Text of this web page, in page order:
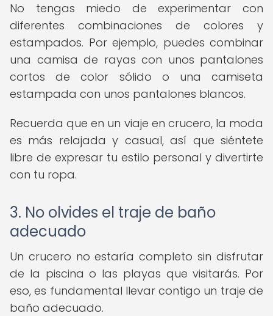
No tengas miedo de experimentar con
diferentes combinaciones de colores y
estampados. Por ejemplo, puedes combinar
una camisa de rayas con unos pantalones
cortos de color sólido o una camiseta
estampada con unos pantalones blancos.
Recuerda que en un viaje en crucero, la moda
es más relajada y casual, así que siéntete
libre de expresar tu estilo personal y divertirte
con tu ropa.
3. No olvides el traje de baño
adecuado
Un crucero no estaría completo sin disfrutar
de la piscina o las playas que visitarás. Por
eso, es fundamental llevar contigo un traje de
baño adecuado.